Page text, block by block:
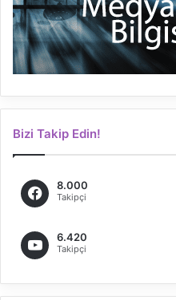
Bizi Takip Edin!
8.000
Takipçi
6.420
Takipçi